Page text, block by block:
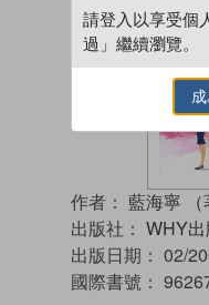
作者： 藍海寧 （
出版社： WHY出
出版日期： 02/
國際書號：
請登入以享受個
過」繼續瀏覽。